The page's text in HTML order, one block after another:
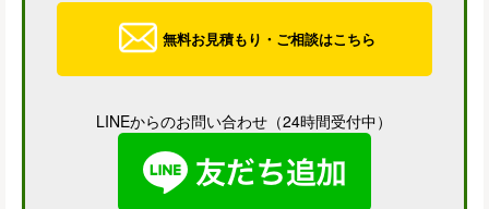
無料お見積もり・ご相談はこちら
LINEからのお問い合わせ（24時間受付中）